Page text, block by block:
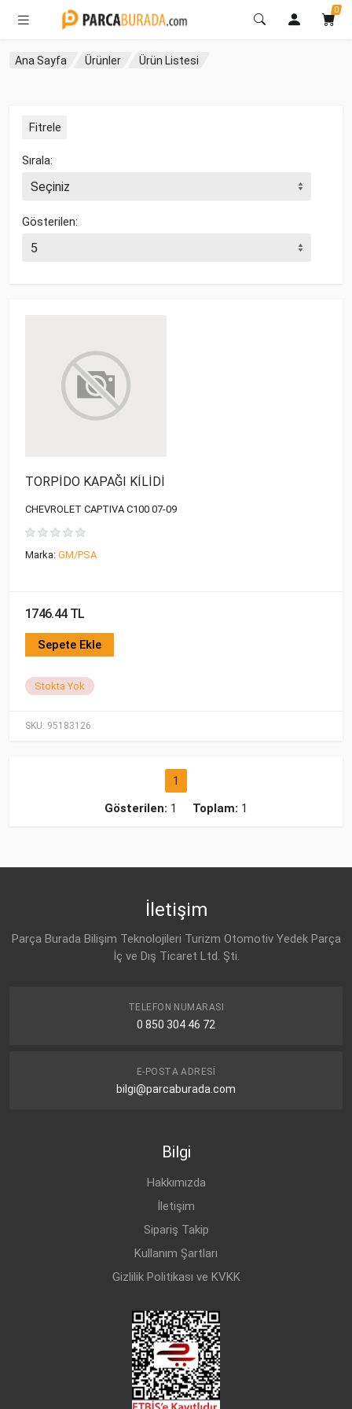
0
Ana Sayfa Ürünler Ürün Listesi
Fitrele
Sırala:
Gösterilen:
SKU: 95183126
TORPİDO KAPAĞI KİLİDİ
CHEVROLET CAPTIVA C100 07-09
Marka: GM/PSA
1746.44 TL
Sepete Ekle
Stokta Yok
1
Gösterilen: 1 Toplam: 1
İletişim
Parça Burada Bilişim Teknolojileri Turizm Otomotiv Yedek Parça
İç ve Dış Ticaret Ltd. Şti.
TELEFON NUMARASI
0 850 304 46 72
E-POSTA ADRESI
bilgi@parcaburada.com
Bilgi
Hakkımızda
İletişim
Sipariş Takip
Kullanım Şartları
Gizlilik Politikası ve KVKK